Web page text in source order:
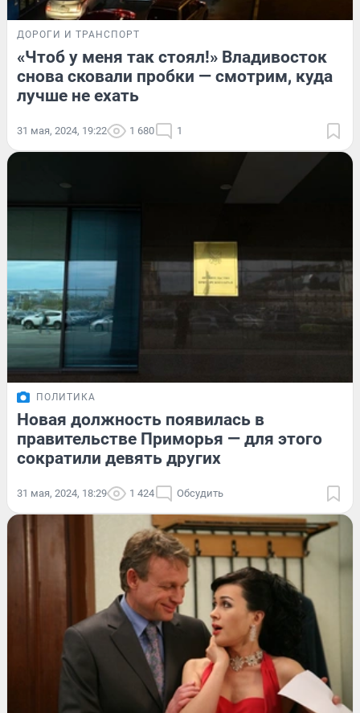
ДОРОГИ И ТРАНСПОРТ
«Чтоб у меня так стоял!» Владивосток
снова сковали пробки — смотрим, куда
лучше не ехать
31 мая, 2024, 19:22 1 680 1
ПОЛИТИКА
Новая должность появилась в
правительстве Приморья — для этого
сократили девять других
31 мая, 2024, 18:29 1 424 Обсудить